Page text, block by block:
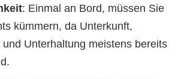
: Einmal an Bord, müssen Sie
kümmern, da Unterkunft,
und Unterhaltung meistens bereits